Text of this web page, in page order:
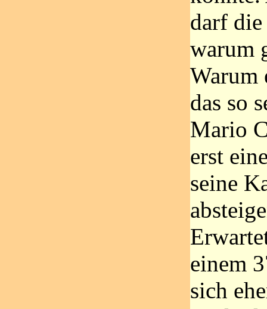
darf die
warum
Warum
das so
Mario
erst
seine
einem
sich